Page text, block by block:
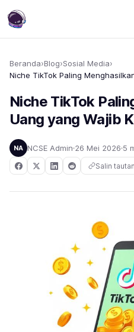
Beranda›Blog›Sosial Media›
Niche TikTok
Uang yang Wajib
NA NCSE Admin 26 Mei 2026 5
Salin tautan